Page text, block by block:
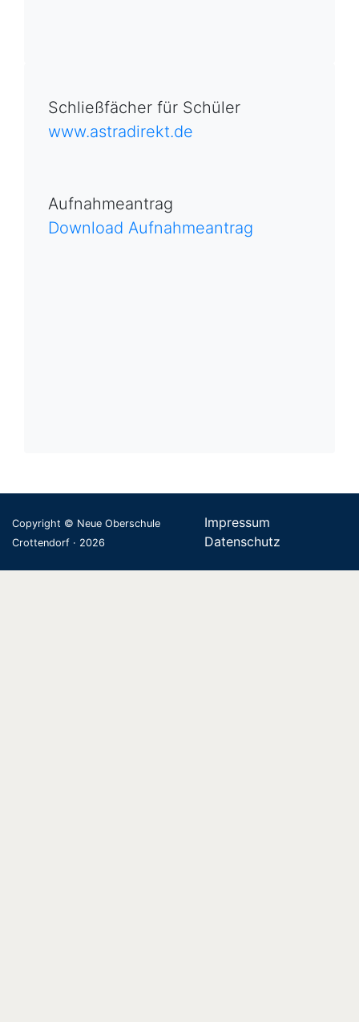
Schließfächer für Schüler
www.astradirekt.de
Aufnahmeantrag
Download Aufnahmeantrag
Copyright © Neue Oberschule
Crottendorf · 2026
Impressum
Datenschutz